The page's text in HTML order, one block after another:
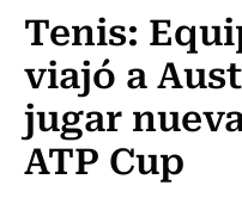
Tenis:
viajó a
jugar
ATP Cup